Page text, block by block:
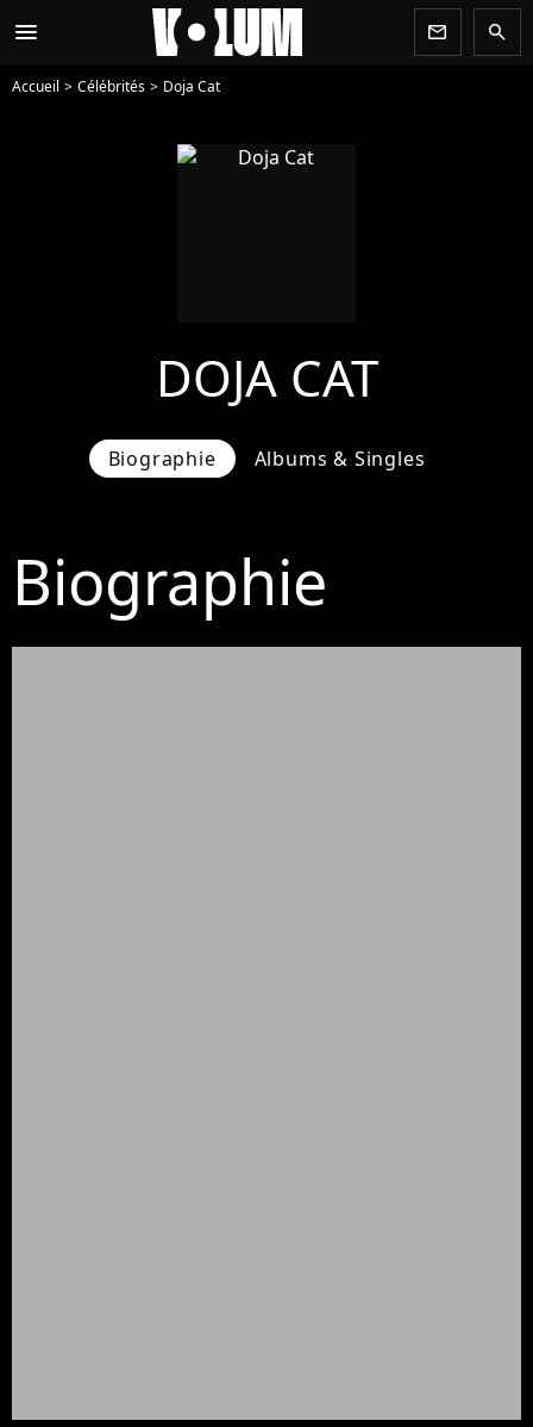
menu newsletter search
Accueil Célébrités Doja Cat
DOJA CAT
Biographie Albums & Singles
Biographie